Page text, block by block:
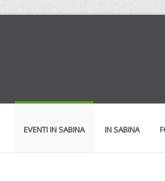
EVENTI IN SABINA IN SABINA